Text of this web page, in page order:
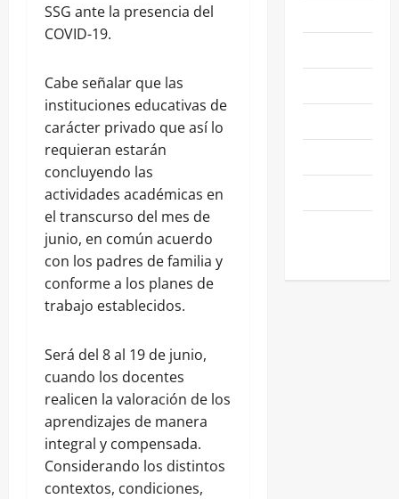
SSG ante la presencia del
COVID-19.
Cabe señalar que las
instituciones educativas de
carácter privado que así lo
requieran estarán
concluyendo las
actividades académicas en
el transcurso del mes de
junio, en común acuerdo
con los padres de familia y
conforme a los planes de
trabajo establecidos.
Será del 8 al 19 de junio,
cuando los docentes
realicen la valoración de los
aprendizajes de manera
integral y compensada.
Considerando los distintos
contextos, condiciones,